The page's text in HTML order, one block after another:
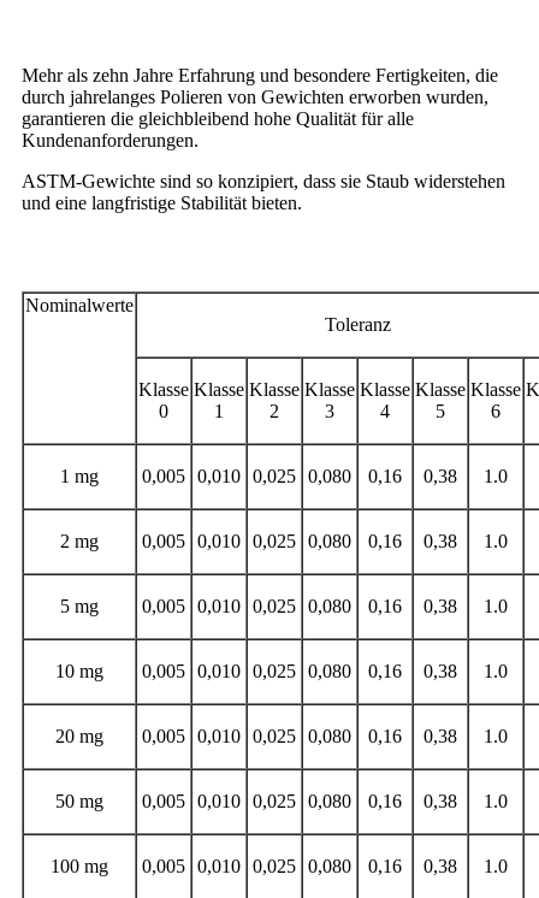
Mehr als zehn Jahre Erfahrung und besondere Fertigkeiten, die
durch jahrelanges Polieren von Gewichten erworben wurden,
garantieren die gleichbleibend hohe Qualität für alle
Kundenanforderungen.
ASTM-Gewichte sind so konzipiert, dass sie Staub widerstehen
und eine langfristige Stabilität bieten.
Nominalwerte
Toleranz
Klasse
0
Klasse
1
Klasse
2
Klasse
3
Klasse
4
Klasse
5
Klasse
6
1 mg 0,005 0,010 0,025 0,080 0,16 0,38 1.0
2 mg 0,005 0,010 0,025 0,080 0,16 0,38 1.0
5 mg 0,005 0,010 0,025 0,080 0,16 0,38 1.0
10 mg 0,005 0,010 0,025 0,080 0,16 0,38 1.0
20 mg 0,005 0,010 0,025 0,080 0,16 0,38 1.0
50 mg 0,005 0,010 0,025 0,080 0,16 0,38 1.0
100 mg 0,005 0,010 0,025 0,080 0,16 0,38 1.0